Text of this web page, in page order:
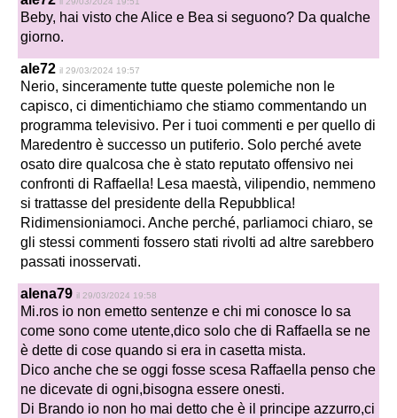
Beby, hai visto che Alice e Bea si seguono? Da qualche
giorno.
ale72 il 29/03/2024 19:57
Nerio, sinceramente tutte queste polemiche non le
capisco, ci dimentichiamo che stiamo commentando un
programma televisivo. Per i tuoi commenti e per quello di
Maredentro è successo un putiferio. Solo perché avete
osato dire qualcosa che è stato reputato offensivo nei
confronti di Raffaella! Lesa maestà, vilipendio, nemmeno
si trattasse del presidente della Repubblica!
Ridimensioniamoci. Anche perché, parliamoci chiaro, se
gli stessi commenti fossero stati rivolti ad altre sarebbero
passati inosservati.
alena79 il 29/03/2024 19:58
Mi.ros io non emetto sentenze e chi mi conosce lo sa
come sono come utente,dico solo che di Raffaella se ne
è dette di cose quando si era in casetta mista.
Dico anche che se oggi fosse scesa Raffaella penso che
ne dicevate di ogni,bisogna essere onesti.
Di Brando io non ho mai detto che è il principe azzurro,ci